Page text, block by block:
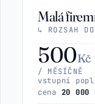
Malá
↳ ROZSAH
500Kč
/ MĚSÍČNĚ
vstupní
cena 20 000